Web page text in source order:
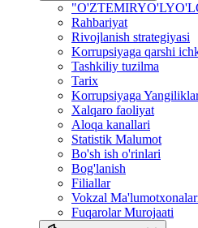
Rahbariyat
Rivojlanish strategiyasi
Korrupsiyaga qarshi
Tashkiliy tuzilma
Tarix
Korrupsiyaga
Xalqaro faoliyat
Aloqa kanallari
Statistik Malumot
Bo'sh ish o'rinlari
Bog'lanish
Filiallar
Vokzal
Fuqarolar Murojaati